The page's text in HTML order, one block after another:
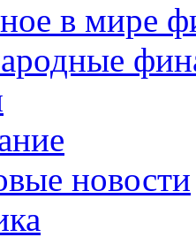
в мире
новости